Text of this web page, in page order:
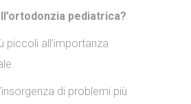
pediatrica?
piccoli all’importanza
di problemi più